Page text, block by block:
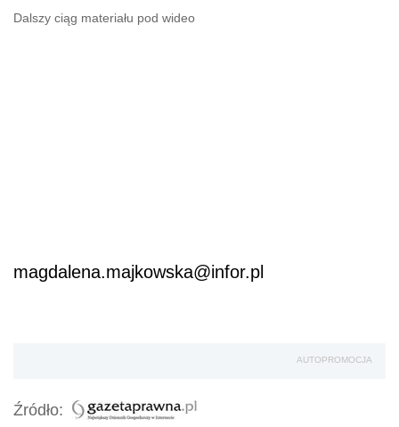
Dalszy ciąg materiału pod wideo
magdalena.majkowska@infor.pl
AUTOPROMOCJA
Źródło: